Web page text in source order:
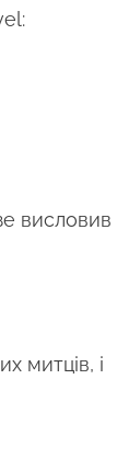
висловив
митців, і